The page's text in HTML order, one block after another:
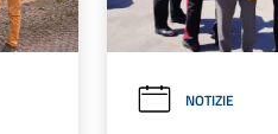
NOTIZIE